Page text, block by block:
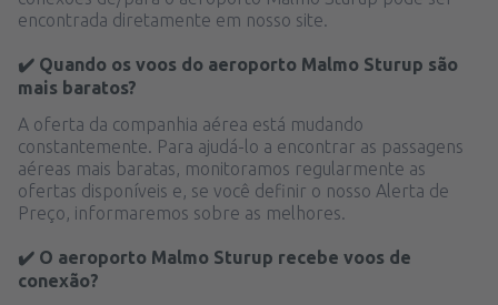
encontrada diretamente em nosso site.
✔️ Quando os voos do aeroporto Malmo Sturup são
mais baratos?
A oferta da companhia aérea está mudando
constantemente. Para ajudá-lo a encontrar as passagens
aéreas mais baratas, monitoramos regularmente as
ofertas disponíveis e, se você definir o nosso Alerta de
Preço, informaremos sobre as melhores.
✔️ O aeroporto Malmo Sturup recebe voos de
conexão?